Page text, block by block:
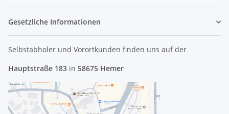
Gesetzliche Informationen
Selbstabholer und Vorortkunden finden uns auf der
Hauptstraße 183 in 58675 Hemer